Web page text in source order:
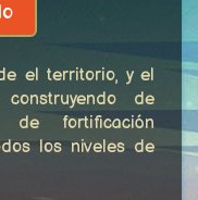
el territorio, y el
de
de fortificación
los niveles de